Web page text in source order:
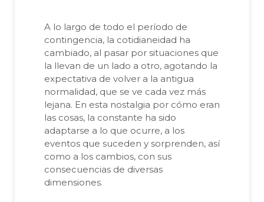
A lo largo de todo el período de
contingencia, la cotidianeidad ha
cambiado, al pasar por situaciones que
la llevan de un lado a otro, agotando la
expectativa de volver a la antigua
normalidad, que se ve cada vez más
lejana. En esta nostalgia por cómo eran
las cosas, la constante ha sido
adaptarse a lo que ocurre, a los
eventos que suceden y sorprenden, así
como a los cambios, con sus
consecuencias de diversas
dimensiones.